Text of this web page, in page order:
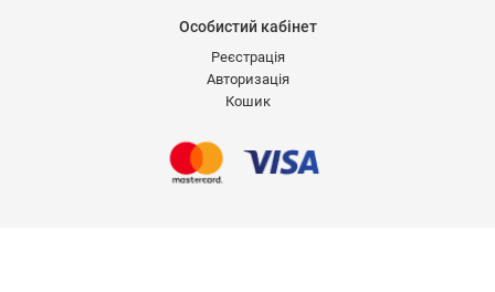
Особистий кабінет
Реєстрація
Авторизація
Кошик